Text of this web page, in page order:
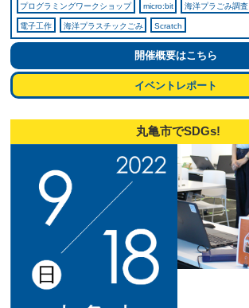
プログラミングワークショップ micro:bit 海洋プラごみ調査
電子工作 海洋プラスチックごみ Scratch
開催概要はこちら
イベントレポート
丸亀市でSDGs!